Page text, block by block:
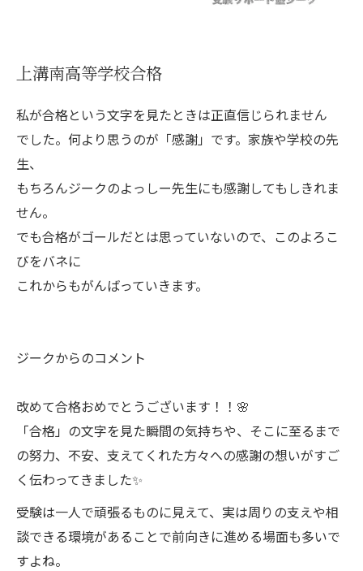
上溝南高等学校合格
私が合格という文字を見たときは正直信じられません
でした。何より思うのが「感謝」です。家族や学校の先
生、
もちろんジークのよっしー先生にも感謝してもしきれま
せん。
でも合格がゴールだとは思っていないので、このよろこ
びをバネに
これからもがんばっていきます。
ジークからのコメント
改めて合格おめでとうございます！！🌸
「合格」の文字を見た瞬間の気持ちや、そこに至るまで
の努力、不安、支えてくれた方々への感謝の想いがすご
く伝わってきました✨
受験は一人で頑張るものに見えて、実は周りの支えや相
談できる環境があることで前向きに進める場面も多いで
すよね。